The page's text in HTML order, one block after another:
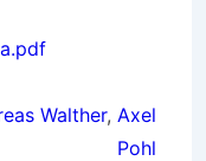
Walther, Axel
Pohl